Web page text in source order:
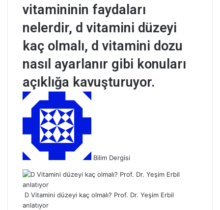
vitamininin faydaları
nelerdir, d vitamini düzeyi
kaç olmalı, d vitamini dozu
nasıl ayarlanır gibi konuları
açıklığa kavuşturuyor.
Bilim Dergisi
t
g
D Vitamini düzeyi kaç olmalı? Prof. Dr. Yeşim Erbil
anlatıyor